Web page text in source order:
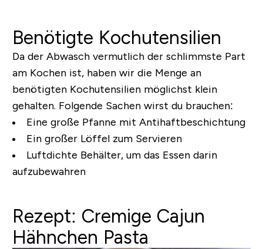
Benötigte Kochutensilien
Da der Abwasch vermutlich der schlimmste Part
am Kochen ist, haben wir die Menge an
benötigten Kochutensilien möglichst klein
gehalten. Folgende Sachen wirst du brauchen:
Eine große Pfanne mit Antihaftbeschichtung
Ein großer Löffel zum Servieren
Luftdichte Behälter, um das Essen darin
aufzubewahren
Rezept: Cremige Cajun
Hähnchen Pasta